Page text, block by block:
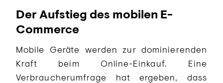
Der Aufstieg des mobilen E-
Commerce
Mobile Geräte werden zur dominierenden
Kraft beim Online-Einkauf. Eine
Verbraucherumfrage hat ergeben, dass